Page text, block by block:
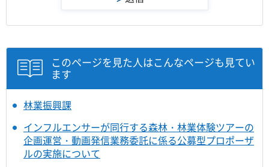
このページを見た人はこんなページも見てい
ます
林業振興課
インフルエンサーが同行する森林・林業体験ツアーの
企画運営・動画発信業務委託に係る公募型プロポーザ
ルの実施について